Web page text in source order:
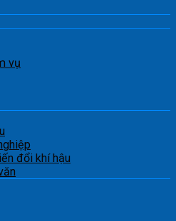
vụ
đổi khí hậu